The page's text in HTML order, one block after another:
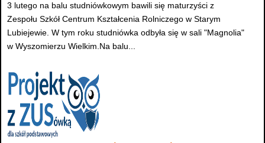
3 lutego na balu studniówkowym bawili się maturzyści z
Zespołu Szkół Centrum Kształcenia Rolniczego w Starym
Lubiejewie. W tym roku studniówka odbyła się w sali "Magnolia"
w Wyszomierzu Wielkim.Na balu...